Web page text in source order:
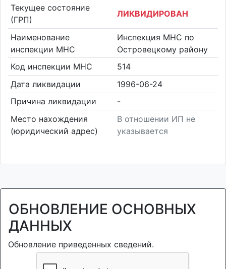
Текущее состояние
(ГРП)
ЛИКВИДИРОВАН
Наименование
инспекции МНС
Инспекция МНС по
Островецкому району
Код инспекции МНС
514
Дата ликвидации
1996-06-24
Причина ликвидации
-
Место нахождения
(юридический адрес)
В отношении ИП не
указывается
ОБНОВЛЕНИЕ ОСНОВНЫХ
ДАННЫХ
Обновление приведенных сведений.